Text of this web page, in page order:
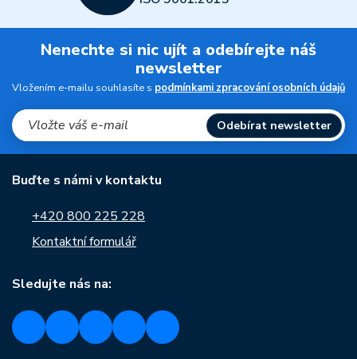
Nenechte si nic ujít a odebírejte náš
newsletter
Vložením e-mailu souhlasíte s podmínkami zpracování osobních údajů
Odebírat newsletter
Buďte s námi v kontaktu
+420 800 225 228
Kontaktní formulář
Sledujte nás na: